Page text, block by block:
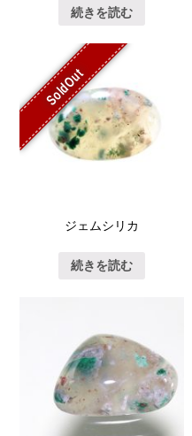
続きを読む
ジェムシリカ
SoldOut
続きを読む